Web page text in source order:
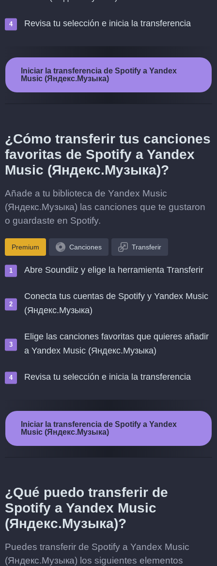
Revisa tu selección e inicia la transferencia
Iniciar la transferencia de Spotify a Yandex
Music (Яндекс.Музыка)
¿Cómo transferir tus canciones
favoritas de Spotify a Yandex
Music (Яндекс.Музыка)?
Añade a tu biblioteca de Yandex Music
(Яндекс.Музыка) las canciones que te gustaron
o guardaste en Spotify.
Premium Canciones Transferir
Abre Soundiiz y elige la herramienta Transferir
Conecta tus cuentas de Spotify y Yandex Music
(Яндекс.Музыка)
Elige las canciones favoritas que quieres añadir
a Yandex Music (Яндекс.Музыка)
Revisa tu selección e inicia la transferencia
Iniciar la transferencia de Spotify a Yandex
Music (Яндекс.Музыка)
¿Qué puedo transferir de
Spotify a Yandex Music
(Яндекс.Музыка)?
Puedes transferir de Spotify a Yandex Music
(Яндекс.Музыка) los siguientes elementos